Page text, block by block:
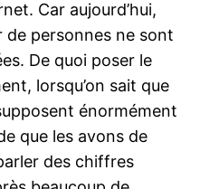
Car aujourd’hui,
de personnes ne sont
De quoi poser le
lorsqu’on sait que
énormément
que les avons de
des chiffres